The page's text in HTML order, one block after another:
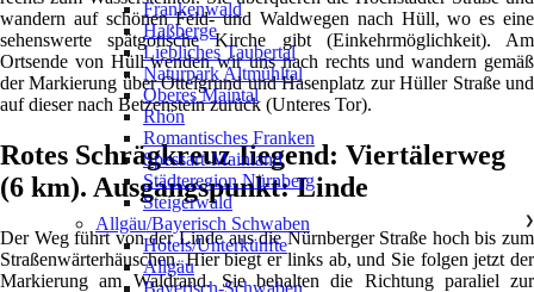
wandern auf schönen Feld- und Waldwegen nach Hüll, wo es eine
sehenswerte spätgotische Kirche gibt (Einkehrmöglichkeit). Am
Ortsende von Hüll wenden wir uns nach rechts und wandern gemäß
der Markierung über Ottelgrund und Hasenplatz zur Hüller Straße und
auf dieser nach Betzenstein zurück (Unteres Tor).
Rotes Schrägkreuz Iiegend: Viertälerweg
(6 km). Ausgangspunkt: Linde
Der Weg führt von der Linde aus die Nürnberger Straße hoch bis zum
Straßenwärterhäuschen. Hier biegt er links ab, und Sie folgen jetzt der
Markierung am Waldrand. Sie behalten die Richtung paraliel zur
Frankenwald
Haßberge
Liebliches Taubertal
Naturpark Altmühltal
Oberes Maintal
Rhön
Romantisches Franken
Spessart-Mainland
Städteregion Nürnberg
Steigerwald
Allgäu/Bayerisch Schwaben
❯
Hotels/Unterkünfte
Allgäu
Bayerisch-Schwaben